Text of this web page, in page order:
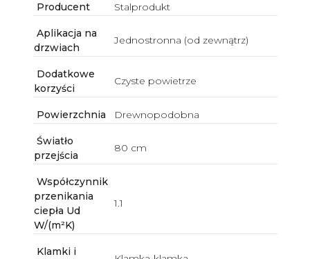
Producent Stalprodukt
Aplikacja na
drzwiach
Jednostronna (od zewnątrz)
Dodatkowe
korzyści
Czyste powietrze
Powierzchnia Drewnopodobna
Światło
przejścia
80 cm
Współczynnik
przenikania
ciepła Ud
W/(m²K)
1.1
Klamki i